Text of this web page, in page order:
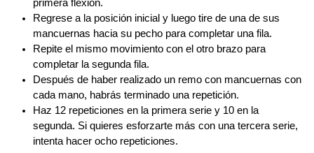
primera flexión.
Regrese a la posición inicial y luego tire de una de sus
mancuernas hacia su pecho para completar una fila.
Repite el mismo movimiento con el otro brazo para
completar la segunda fila.
Después de haber realizado un remo con mancuernas con
cada mano, habrás terminado una repetición.
Haz 12 repeticiones en la primera serie y 10 en la
segunda. Si quieres esforzarte más con una tercera serie,
intenta hacer ocho repeticiones.